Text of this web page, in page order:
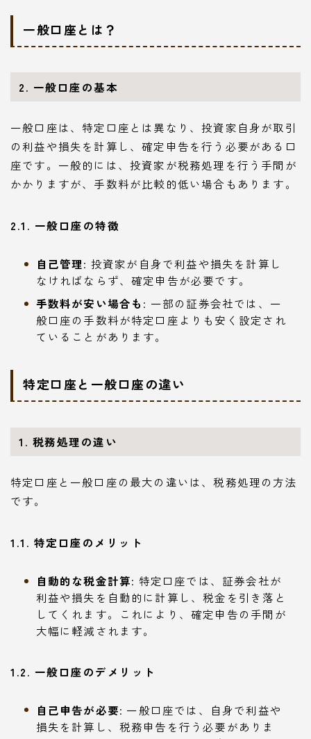
一般口座とは？
2. 一般口座の基本
一般口座は、特定口座とは異なり、投資家自身が取引
の利益や損失を計算し、確定申告を行う必要がある口
座です。一般的には、投資家が税務処理を行う手間が
かかりますが、手数料が比較的低い場合もあります。
2.1. 一般口座の特徴
自己管理: 投資家が自身で利益や損失を計算し
なければならず、確定申告が必要です。
手数料が安い場合も : 一部の証券会社では、一
般口座の手数料が特定口座よりも安く設定され
ていることがあります。
特定口座と一般口座の違い
1. 税務処理の違い
特定口座と一般口座の最大の違いは、税務処理の方法
です。
1.1. 特定口座のメリット
自動的な税金計算: 特定口座では、証券会社が
利益や損失を自動的に計算し、税金を引き落と
してくれます。これにより、確定申告の手間が
大幅に軽減されます。
1.2. 一般口座のデメリット
自己申告が必要: 一般口座では、自身で利益や
損失を計算し、税務申告を行う必要がありま